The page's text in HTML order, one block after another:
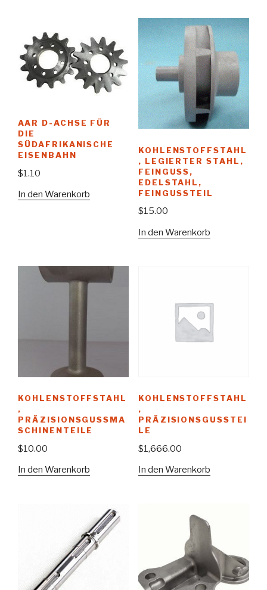
AAR D-ACHSE FÜR
DIE
SÜDAFRIKANISCHE
EISENBAHN
$1.10
In den Warenkorb
KOHLENSTOFFSTAHL
, LEGIERTER STAHL,
FEINGUSS,
EDELSTAHL,
FEINGUSSTEIL
$15.00
In den Warenkorb
KOHLENSTOFFSTAHL
,
PRÄZISIONSGUSSMA
SCHINENTEILE
$10.00
In den Warenkorb
KOHLENSTOFFSTAHL
,
PRÄZISIONSGUSSTEI
LE
$1,666.00
In den Warenkorb